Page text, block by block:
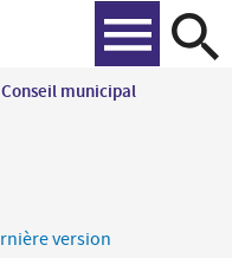
municipal
version